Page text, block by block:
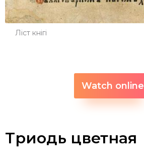
Ліст кнігі
Watch online
Триодь цветная